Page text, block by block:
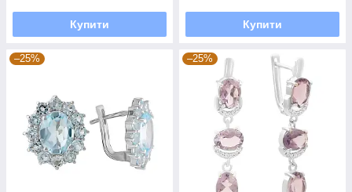
Купити Купити
–25% –25%